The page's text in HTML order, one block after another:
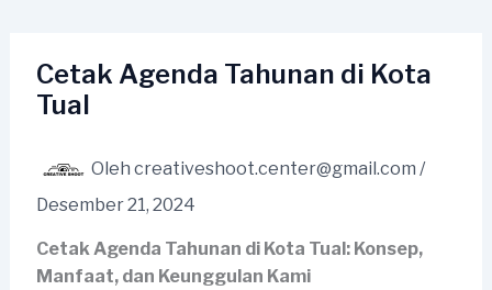
kontenCetak Agenda Tahunan di Kota
Tual
Oleh creativeshoot.center@gmail.com /
Desember 21, 2024
Cetak Agenda Tahunan di Kota Tual: Konsep,
Manfaat, dan Keunggulan Kami